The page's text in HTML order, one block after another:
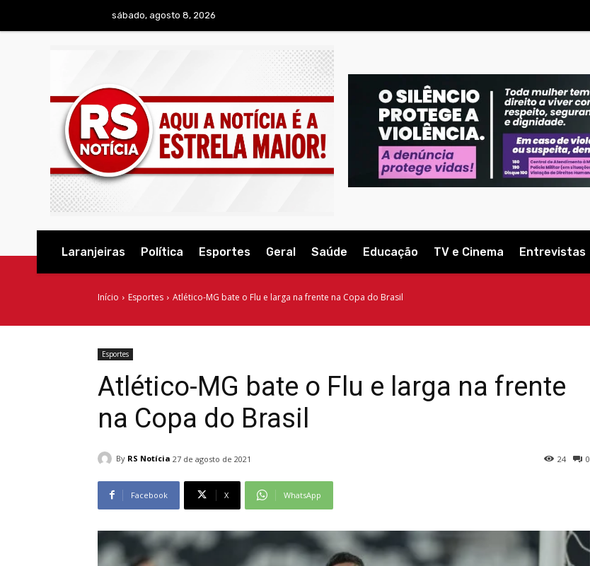
sábado, agosto 8, 2026
Laranjeiras Política Esportes Geral Saúde Educação TV e Cinema Entrevistas
Início Esportes Atlético-MG bate o Flu e larga na frente na Copa do Brasil
Esportes
Atlético-MG bate o Flu e larga na frente
na Copa do Brasil
By RS Notícia 27 de agosto de 2021 0
24
Facebook X WhatsApp